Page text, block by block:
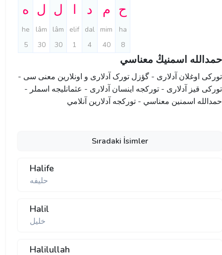
ح م د ا ل ل ه
ha
mim
dal
elif
lâm
lâm
he
8
40
4
1
30
30
5
حمدالله اسمنيڭ معناسي
تورکی اوغلان آدلاری - گؤزل تورک آدلاری و اونلارین معنی سی -
تورکی قیز آدلاری - تورکجه اینسان آدلاری - عثمانليجه اسملر -
حمدالله اسمنين معناسي - تورکجه آدلارین آنلامي
Sıradaki İsimler
Halife
حلیفه
Halil
خلیل
Halilullah